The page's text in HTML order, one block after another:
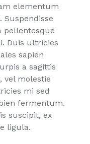
elementum
pellentesque
Duis ultricies
sapien
a sagittis
vel molestie
mi sed
fermentum.
suscipit, ex
ligula.